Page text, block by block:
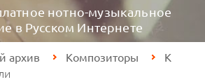
нотно-музыкальное
в Русском Интернете
архив Композиторы К